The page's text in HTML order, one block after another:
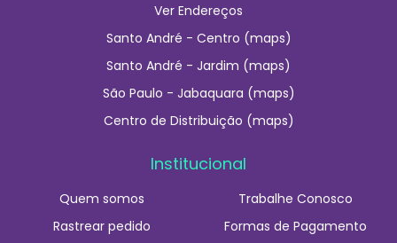
Ver Endereços
Santo André - Centro (maps)
Santo André - Jardim (maps)
São Paulo - Jabaquara (maps)
Centro de Distribuição (maps)
Institucional
Quem somos
Rastrear pedido
Trabalhe Conosco
Formas de Pagamento